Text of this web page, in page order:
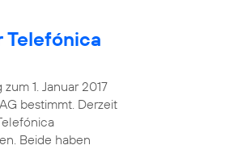
Telefónica
1. Januar 2017
bestimmt. Derzeit
Beide haben